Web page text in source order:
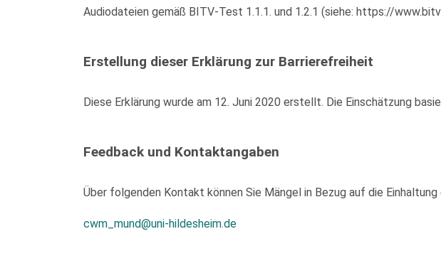
Audiodateien gemäß BITV-Test 1.1.1. und 1.2.1 (siehe: https://
Erstellung dieser Erklärung zur Barrierefreiheit
Diese Erklärung wurde am 12. Juni 2020 erstellt. Die Einschätzung
Feedback und Kontaktangaben
Über folgenden Kontakt können Sie Mängel in Bezug auf die
cwm_mund@uni-hildesheim.de